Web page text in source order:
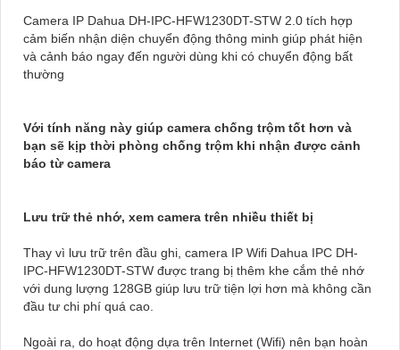
Camera IP Dahua DH-IPC-HFW1230DT-STW 2.0 tích hợp
cảm biến nhận diện chuyển động thông minh giúp phát hiện
và cảnh báo ngay đến người dùng khi có chuyển động bất
thường
Với tính năng này giúp camera chống trộm tốt hơn và
bạn sẽ kịp thời phòng chống trộm khi nhận được cảnh
báo từ camera
Lưu trữ thẻ nhớ, xem camera trên nhiều thiết bị
Thay vì lưu trữ trên đầu ghi, camera IP Wifi Dahua IPC DH-
IPC-HFW1230DT-STW được trang bị thêm khe cắm thẻ nhớ
với dung lượng 128GB giúp lưu trữ tiện lợi hơn mà không cần
đầu tư chi phí quá cao.
Ngoài ra, do hoạt động dựa trên Internet (Wifi) nên bạn hoàn